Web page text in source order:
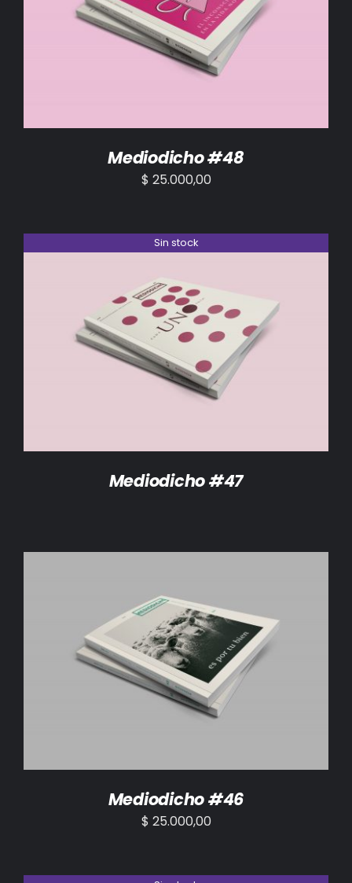
AÑADIR AL CARRITO / DETALLES
Mediodicho #48
$ 25.000,00
Sin stock
DETALLES
Mediodicho #47
AÑADIR AL CARRITO DETALLES
Mediodicho #46
$ 25.000,00